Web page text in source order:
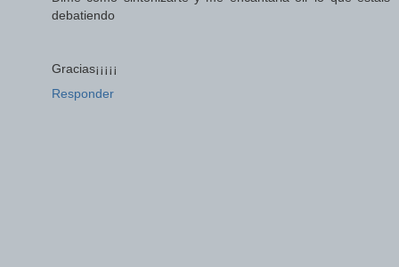
debatiendo
Gracias¡¡¡¡¡
Responder